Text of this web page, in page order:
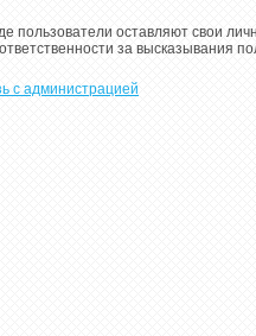
пользователи оставляют свои
за высказывания
с администрацией